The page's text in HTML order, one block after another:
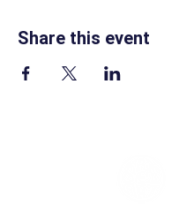
Share this event